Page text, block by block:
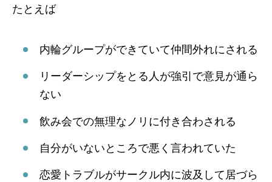
たとえば
内輪グループができていて仲間外れにされる
リーダーシップをとる人が強引で意見が通ら
ない
飲み会での無理なノリに付き合わされる
自分がいないところで悪く言われていた
恋愛トラブルがサークル内に波及して居づら